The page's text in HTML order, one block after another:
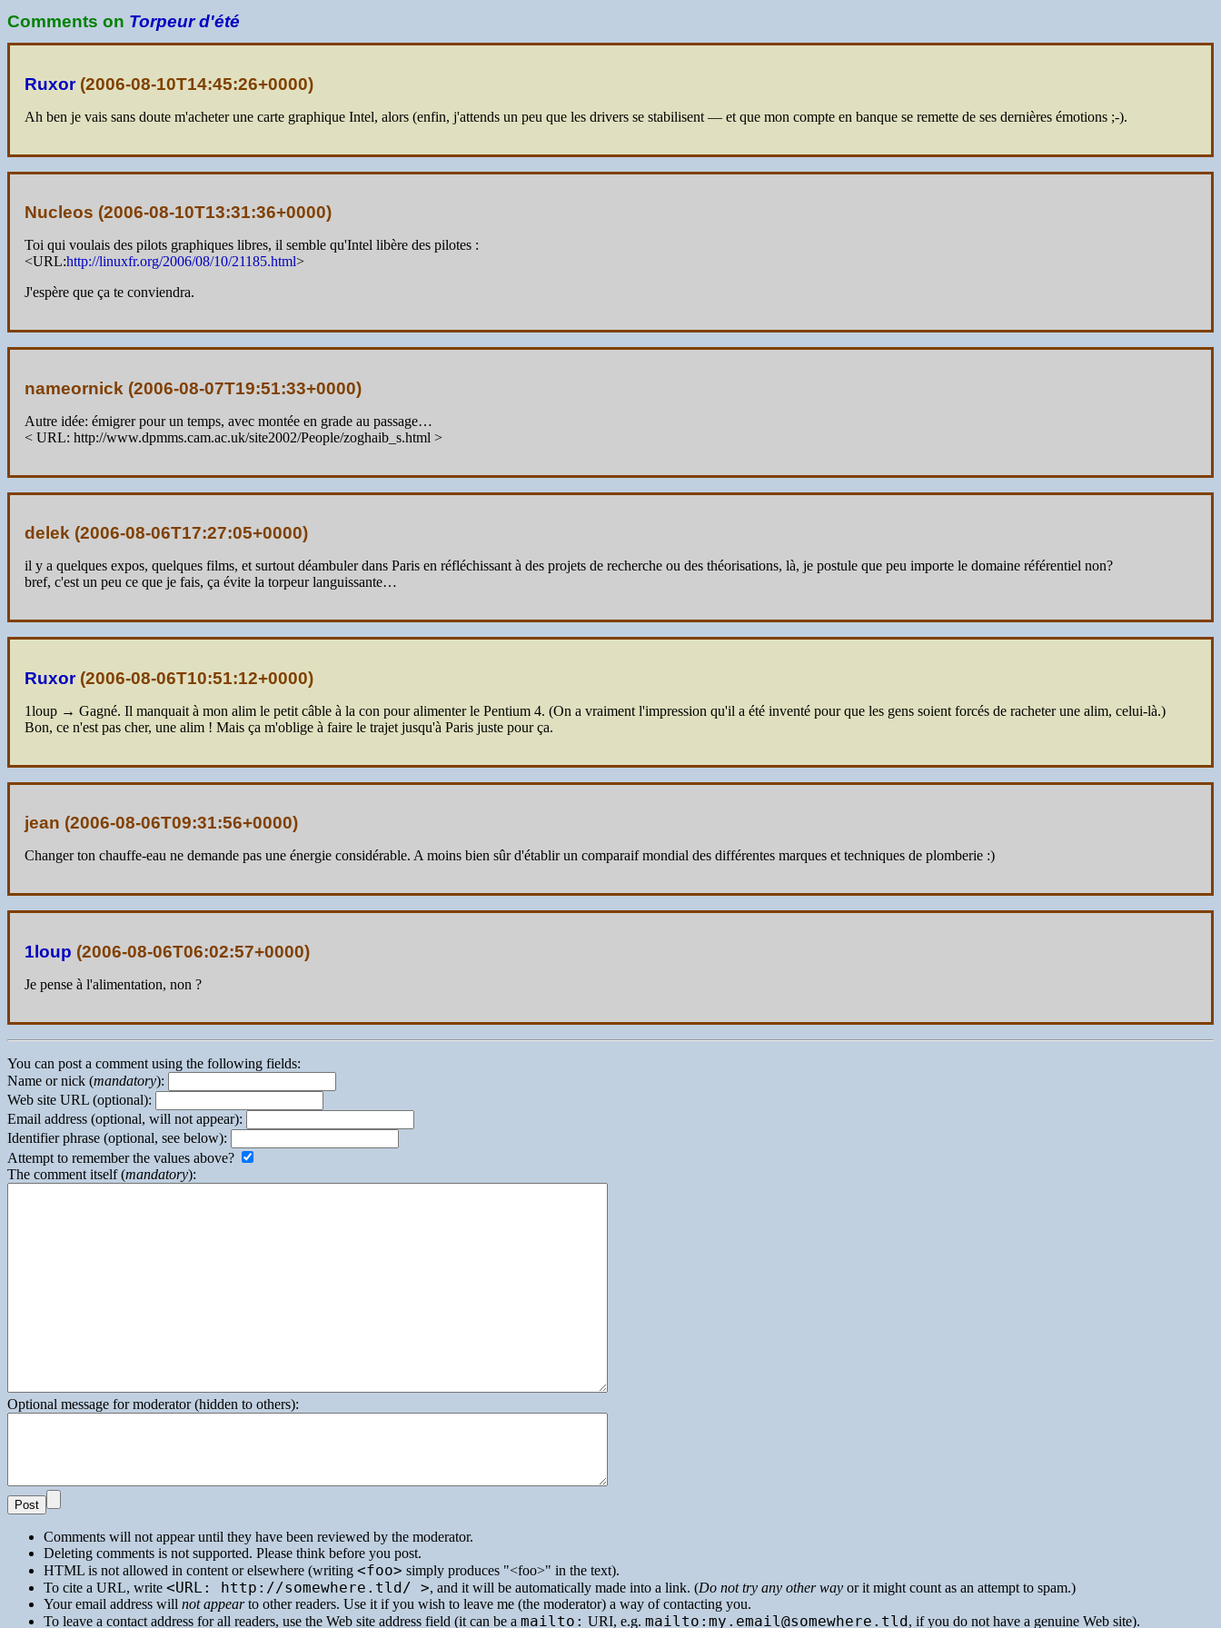
Comments on Torpeur d'été
Ruxor(2006-08-10T14:45:26+0000)
Ah ben je vais sans doute m'acheter une carte graphique Intel, alors (enfin, j'attends un peu que les drivers se stabilisent — et que mon compte en banque se remette de ses dernières émotions ;-).
Nucleos (2006-08-10T13:31:36+0000)
Toi qui voulais des pilots graphiques libres, il semble qu'Intel libère des pilotes :
<URL:http://linuxfr.org/2006/08/10/21185.html>
J'espère que ça te conviendra.
nameornick (2006-08-07T19:51:33+0000)
Autre idée: émigrer pour un temps, avec montée en grade au passage…
< URL: http://www.dpmms.cam.ac.uk/site2002/People/zoghaib_s.html >
delek (2006-08-06T17:27:05+0000)
il y a quelques expos, quelques films, et surtout déambuler dans Paris en réfléchissant à des projets de recherche ou des théorisations, là, je postule que peu importe le domaine référentiel non?
bref, c'est un peu ce que je fais, ça évite la torpeur languissante…
Ruxor(2006-08-06T10:51:12+0000)
1loup → Gagné. Il manquait à mon alim le petit câble à la con pour alimenter le Pentium 4. (On a vraiment l'impression qu'il a été inventé pour que les gens soient forcés de racheter une alim, celui-là.)
Bon, ce n'est pas cher, une alim ! Mais ça m'oblige à faire le trajet jusqu'à Paris juste pour ça.
jean (2006-08-06T09:31:56+0000)
Changer ton chauffe-eau ne demande pas une énergie considérable. A moins bien sûr d'établir un comparaif mondial des différentes marques et techniques de plomberie :)
1loup (2006-08-06T06:02:57+0000)
Je pense à l'alimentation, non ?
You can post a comment using the following fields:
Name or nick (mandatory):
Web site URL (optional):
Email address (optional, will not appear):
Identifier phrase (optional, see below):
Attempt to remember the values above?
The comment itself (mandatory):
Optional message for moderator (hidden to others):
Comments will not appear until they have been reviewed by the moderator.
Deleting comments is not supported. Please think before you post.
HTML is not allowed in content or elsewhere (writing <foo> simply produces <foo>
in the text).
To cite a URL, write <URL: http://somewhere.tld/ >, and it will be automatically made into a link. (Do not try any other way or it might count as an attempt to spam.)
Your email address will not appearto other readers. Use it if you wish to leave me (the moderator) a way of contacting you.
To leave a contact address for all readers, use the Web site address field (it can be a mailto: URI, e.g. mailto:my.email@somewhere.tld, if you do not have a genuine Web site).